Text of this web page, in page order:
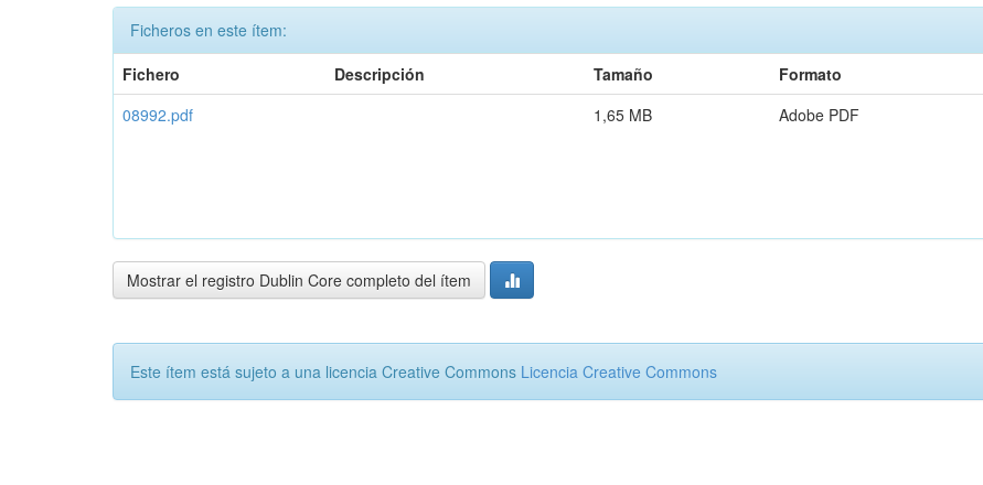
Ficheros en este ítem:
Fichero
Descripción Tamaño
Formato
08992.pdf
1,65 MB Adobe PDF
Mostrar el registro Dublin Core completo del ítem
Este ítem está sujeto a una licencia Creative Commons Licencia Creative Commons